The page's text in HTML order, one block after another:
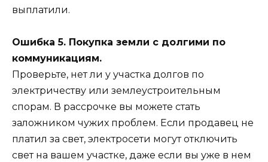
выплатили.
Ошибка 5. Покупка земли с долгими по
коммуникациям.
Проверьте, нет ли у участка долгов по
электричеству или землеустроительным
спорам. В рассрочке вы можете стать
заложником чужих проблем. Если продавец не
платил за свет, электросети могут отключить
свет на вашем участке, даже если вы уже в нем